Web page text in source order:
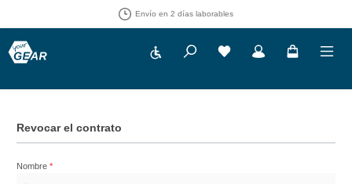
Envío en 2 días laborables
Show toolbar Tienes 0 artículos en tu
Revocar el contrato
Nombre *